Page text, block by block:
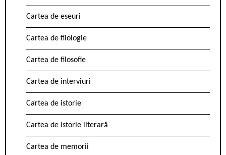
Cartea de eseuri
Cartea de filologie
Cartea de filosofie
Cartea de interviuri
Cartea de istorie
Cartea de istorie literară
Cartea de memorii